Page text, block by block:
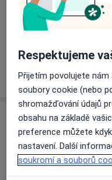
Ceník
Informace o
Adresa
Fakultní
V Úvalu 84, Praha
Respektujeme
Přijetím povolujete
soubory cookie (nebo
shromažďování údajů
obsahu na základě
preference můžete
nastavení. Další
soukromí a souborů